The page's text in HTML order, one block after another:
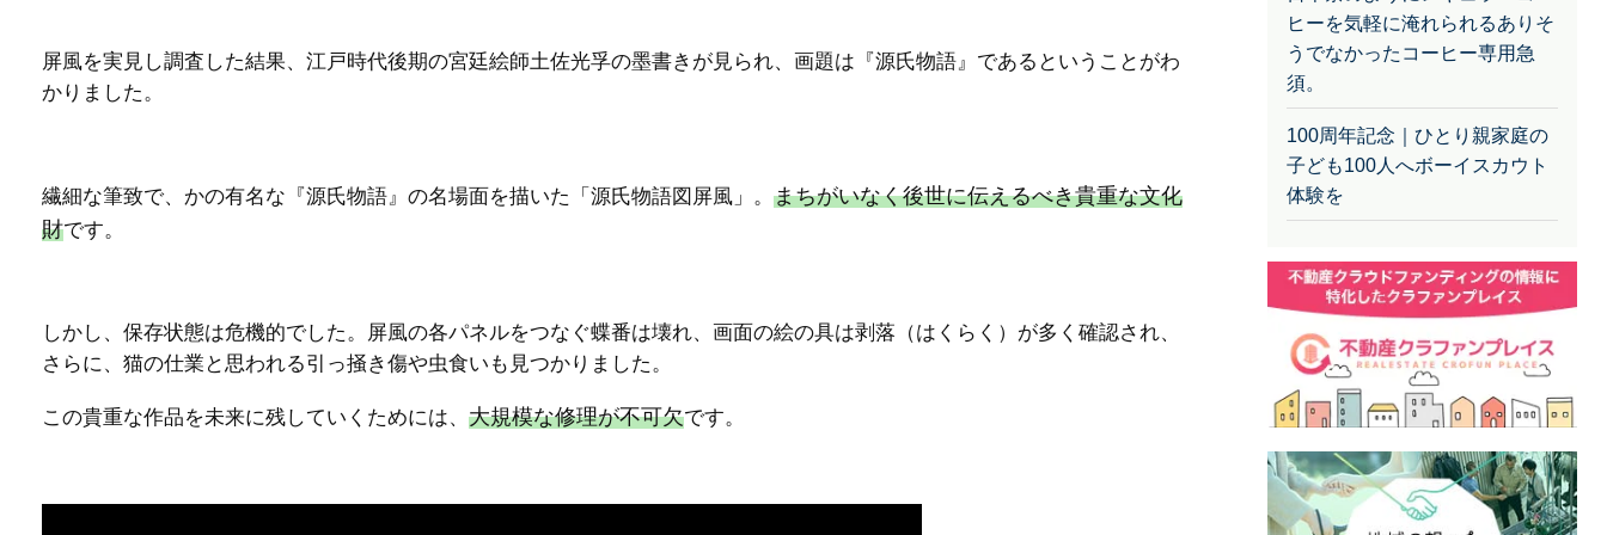
屏風を実見し調査した結果、江戸時代後期の宮廷絵師土佐光孚の墨書きが見られ、画題は『源氏物語』であるということがわ
かりました。
繊細な筆致で、かの有名な『源氏物語』の名場面を描いた「源氏物語図屏風」。 まちがいなく後世に伝えるべき貴重な文化
財です。
しかし、保存状態は危機的でした。屏風の各パネルをつなぐ蝶番は壊れ、画面の絵の具は剥落（はくらく）が多く確認され、
さらに、猫の仕業と思われる引っ掻き傷や虫食いも見つかりました。
この貴重な作品を未来に残していくためには、 大規模な修理が不可欠です。
ヒーを気軽に淹れられるありそ
うでなかったコーヒー専用急
須。
100周年記念｜ひとり親家庭の
子ども100人へボーイスカウト
体験を